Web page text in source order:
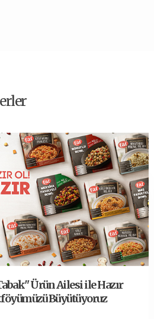
Ürün Ailesi ile Hazır
Büyütüyoruz